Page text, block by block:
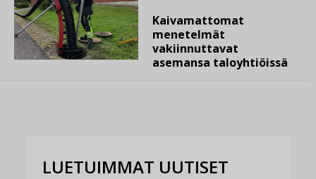
Kaivamattomat
menetelmät
vakiinnuttavat
asemansa taloyhtiöissä
LUETUIMMAT UUTISET